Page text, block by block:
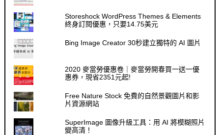
Storeshock WordPress Themes & Elements
終身訂閱優惠，只要14.75美元
Bing Image Creator 30秒建立獨特的 AI 圖片
2020 麥當勞優惠卷｜麥當勞開春買一送一優
惠券，現省2351元起!
Free Nature Stock 免費的自然景觀圖片和影
片資源網站
SuperImage 圖像升級工具：用 AI 將模糊照片
變高清！